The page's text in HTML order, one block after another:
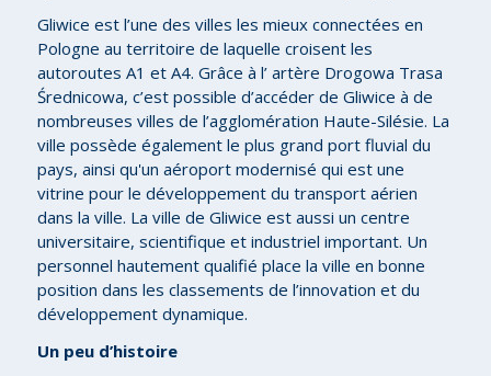
Gliwice est l’une des villes les mieux connectées en
Pologne au territoire de laquelle croisent les
autoroutes A1 et A4. Grâce à l’ artère Drogowa Trasa
Średnicowa, c’est possible d’accéder de Gliwice à de
nombreuses villes de l’agglomération Haute-Silésie. La
ville possède également le plus grand port fluvial du
pays, ainsi qu'un aéroport modernisé qui est une
vitrine pour le développement du transport aérien
dans la ville. La ville de Gliwice est aussi un centre
universitaire, scientifique et industriel important. Un
personnel hautement qualifié place la ville en bonne
position dans les classements de l’innovation et du
développement dynamique.
Un peu d’histoire